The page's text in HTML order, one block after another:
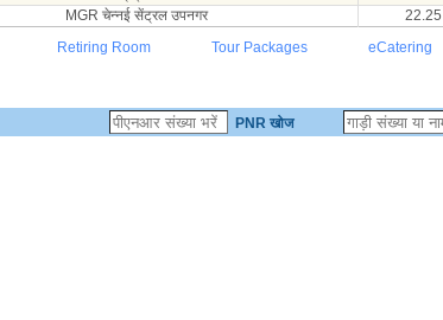
MGR चेन्नई सेंट्रल उपनगर 22.25
Retiring Room Tour Packages eCatering
PNR खोज